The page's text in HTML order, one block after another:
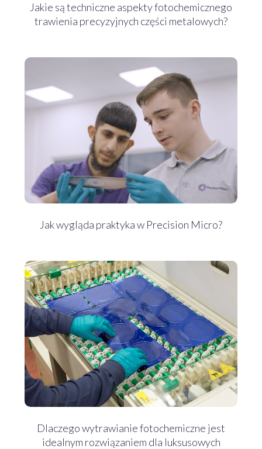
Jakie są techniczne aspekty fotochemicznego
trawienia precyzyjnych części metalowych?
Jak wygląda praktyka w Precision Micro?
Dlaczego wytrawianie fotochemiczne jest
idealnym rozwiązaniem dla luksusowych